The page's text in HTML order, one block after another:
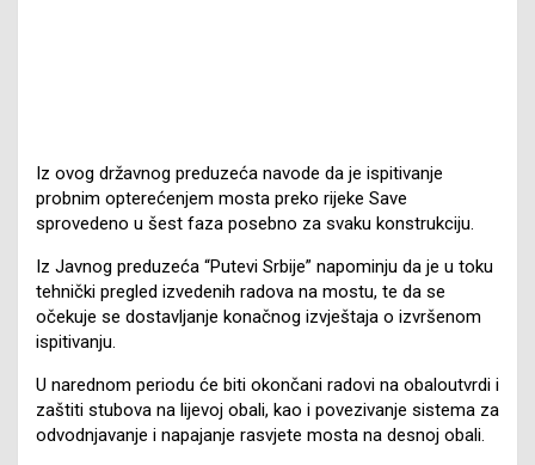
Iz ovog državnog preduzeća navode da je ispitivanje
probnim opterećenjem mosta preko rijeke Save
sprovedeno u šest faza posebno za svaku konstrukciju.
Iz Јavnog preduzeća “Putevi Srbije” napominju da je u toku
tehnički pregled izvedenih radova na mostu, te da se
očekuje se dostavljanje konačnog izvještaja o izvršenom
ispitivanju.
U narednom periodu će biti okončani radovi na obaloutvrdi i
zaštiti stubova na lijevoj obali, kao i povezivanje sistema za
odvodnjavanje i napajanje rasvjete mosta na desnoj obali.